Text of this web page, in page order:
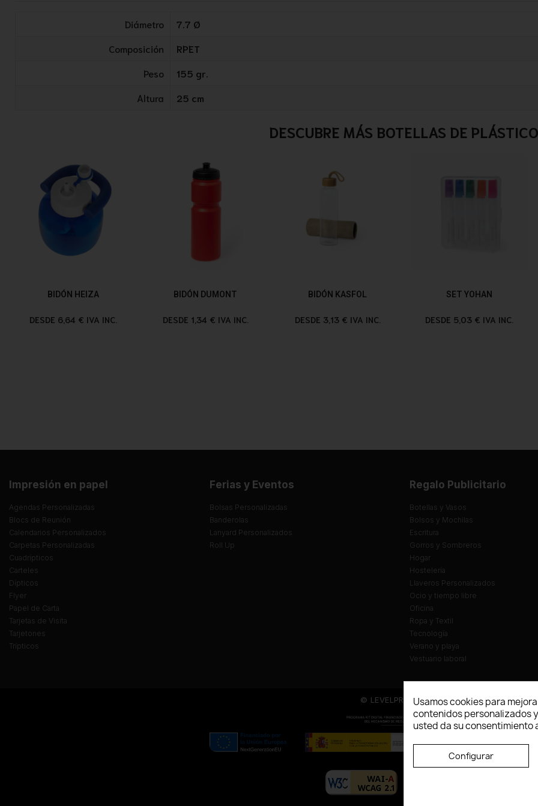
Diámetro
7.7 Ø
Composición
RPET
Peso
155 gr.
Altura
25 cm
DESCUBRE MÁS BOTELLAS DE PLÁSTICO
BIDÓN HEIZA
DESDE 6,64 € IVA INC.
BIDÓN DUMONT
DESDE 1,34 € IVA INC.
BIDÓN KASFOL
DESDE 3,13 € IVA INC.
SET YOHAN
DESDE 5,03 € IVA INC.
Impresión en papel
Agendas Personalizadas
Blocs de Reunión
Calendarios Personalizados
Carpetas Personalizadas
Cuadrípticos
Carteles
Dípticos
Flyer
Papel de Carta
Tarjetas de Visita
Tarjetones
Trípticos
Ferias y Eventos
Bolsas Personalizadas
Banderolas
Lanyard Personalizados
Roll Up
Regalo Publicitario
Botellas y Vasos
Bolsos y Mochilas
Escritura
Gorros y Sombreros
Hogar
Hostelería
Llaveros Personalizados
Ocio y tiempo libre
Oficina
Ropa y Textil
Tecnología
Verano y playa
Vestuario laboral
© LEVELPRINT - 2026Usamos cookies para
contenidos personalizados
usted da su consentimiento
Configurar